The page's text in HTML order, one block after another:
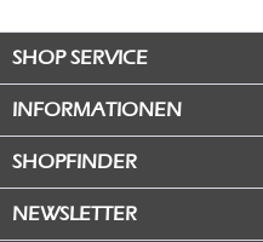
SHOP SERVICE
INFORMATIONEN
SHOPFINDER
NEWSLETTER